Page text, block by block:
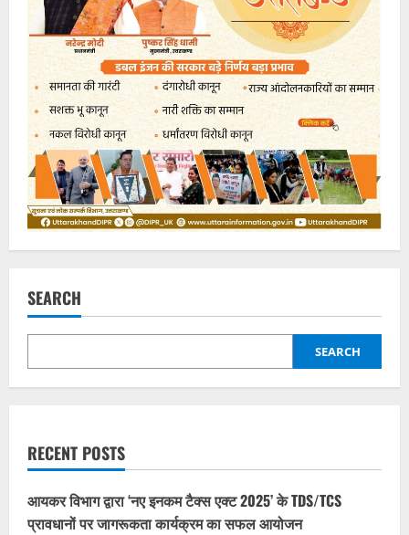
SEARCH
SEARCH
RECENT POSTS
आयकर विभाग द्वारा ‘नए इनकम टैक्स एक्ट 2025’ के TDS/TCS
प्रावधानों पर जागरूकता कार्यक्रम का सफल आयोजन